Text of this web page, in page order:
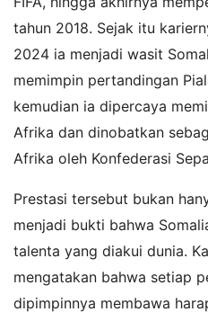
tahun 2018. Sejak itu
2024 ia menjadi wasit
memimpin pertandingan
kemudian ia dipercaya
Afrika dan dinobatkan
Afrika oleh Konfederasi
Prestasi tersebut bukan
menjadi bukti bahwa
talenta yang diakui dunia.
mengatakan bahwa setiap
dipimpinnya membawa